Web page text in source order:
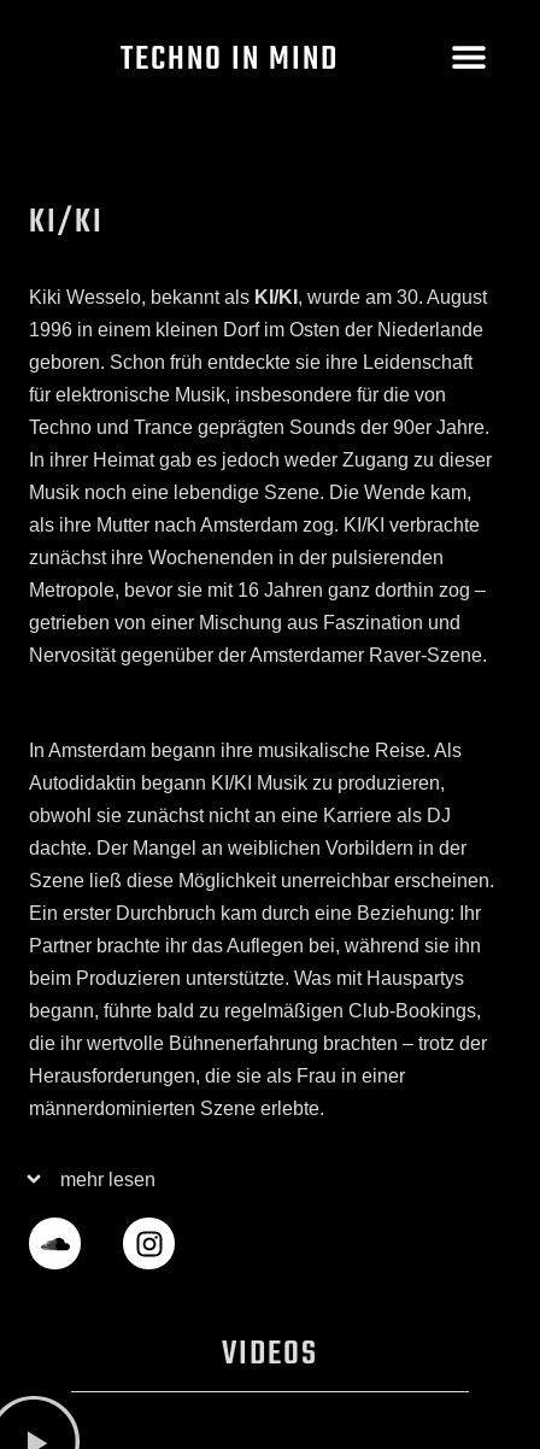
TECHNO IN MIND
KI/KI
Kiki Wesselo, bekannt als KI/KI , wurde am 30. August
1996 in einem kleinen Dorf im Osten der Niederlande
geboren. Schon früh entdeckte sie ihre Leidenschaft
für elektronische Musik, insbesondere für die von
Techno und Trance geprägten Sounds der 90er Jahre.
In ihrer Heimat gab es jedoch weder Zugang zu dieser
Musik noch eine lebendige Szene. Die Wende kam,
als ihre Mutter nach Amsterdam zog. KI/KI verbrachte
zunächst ihre Wochenenden in der pulsierenden
Metropole, bevor sie mit 16 Jahren ganz dorthin zog –
getrieben von einer Mischung aus Faszination und
Nervosität gegenüber der Amsterdamer Raver-Szene.
In Amsterdam begann ihre musikalische Reise. Als
Autodidaktin begann KI/KI Musik zu produzieren,
obwohl sie zunächst nicht an eine Karriere als DJ
dachte. Der Mangel an weiblichen Vorbildern in der
Szene ließ diese Möglichkeit unerreichbar erscheinen.
Ein erster Durchbruch kam durch eine Beziehung: Ihr
Partner brachte ihr das Auflegen bei, während sie ihn
beim Produzieren unterstützte. Was mit Hauspartys
begann, führte bald zu regelmäßigen Club-Bookings,
die ihr wertvolle Bühnenerfahrung brachten – trotz der
Herausforderungen, die sie als Frau in einer
männerdominierten Szene erlebte.
mehr lesen
VIDEOS